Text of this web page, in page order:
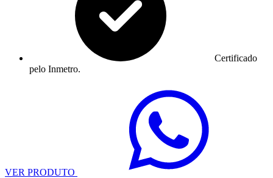
Certificado
pelo Inmetro.
VER PRODUTO